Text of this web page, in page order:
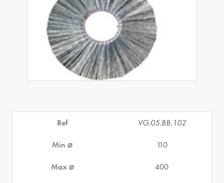
Ref VG.05.BB.102
Min ⌀ 110
Max ⌀ 400